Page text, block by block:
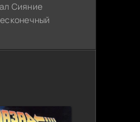
Сияние